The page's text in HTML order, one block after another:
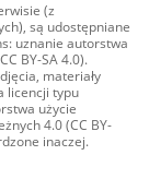
(z
są udostępniane
uznanie autorstwa
BY-SA 4.0).
materiały
licencji typu
użycie
4.0 (CC BY-
inaczej.